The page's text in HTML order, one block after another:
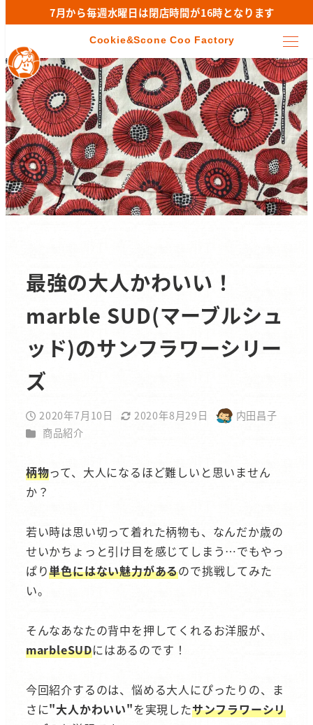
7月から毎週水曜日は閉店時間が16時となります
最強の大人かわいい！
marble SUD(マーブルシュ
ッド)のサンフラワーシリー
ズ
投稿日
2020年7月10日
更新日
2020年8月29日
著
内田昌子
カテゴリー
商品紹介
柄物って、大人になるほど難しいと思いません
か？
若い時は思い切って着れた柄物も、なんだか歳の
せいかちょっと引け目を感じてしまう…でもやっ
ぱり単色にはない魅力があるので挑戦してみた
い。
そんなあなたの背中を押してくれるお洋服が、
marbleSUDにはあるのです！
今回紹介するのは、悩める大人にぴったりの、ま
さに"大人かわいい"を実現したサンフラワーシリ